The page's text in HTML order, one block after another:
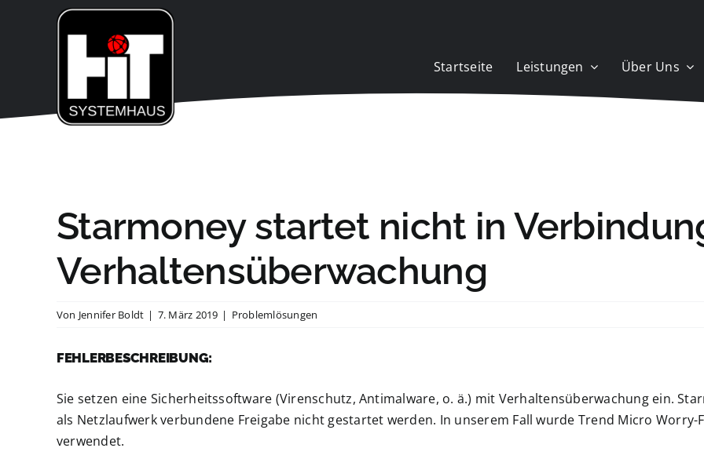
Startseite
Leistungen Über Uns
Starmoney startet nicht in
Verhaltensüberwachung
Von Jennifer Boldt | 7. März 2019 | Problemlösungen
FEHLERBESCHREIBUNG:
Sie setzen eine Sicherheitssoftware (Virenschutz, Antimalware, o. ä.) mit Verhaltensüberwachung ein.
als Netzlaufwerk verbundene Freigabe nicht gestartet werden. In unserem Fall wurde Trend Micro Worry-
verwendet.